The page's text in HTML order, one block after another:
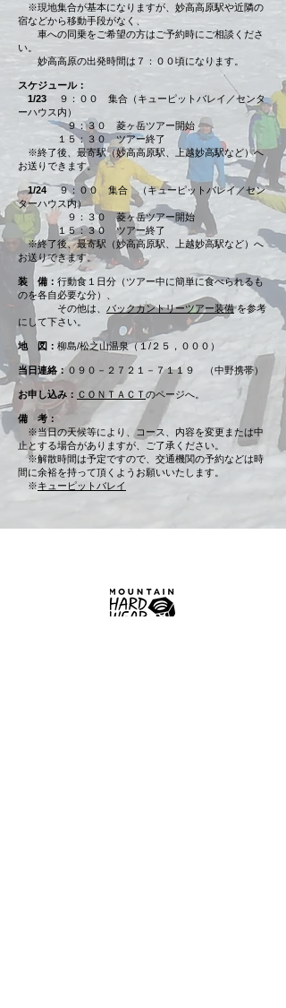
※現地集合が基本になりますが、妙高高原駅や近隣の
宿などから移動手段がなく、
車への同乗をご希望の方はご予約時にご相談くださ
い。
妙高高原の出発時間は７：００頃になります。
スケジュール：
1/23
９：００ 集合（キューピットバレイ／センタ
ーハウス内）
９：３０ 菱ヶ岳ツアー開始
１５：３０ ツアー終了
※終了後、最寄駅（妙高高原駅、上越妙高駅など）へ
お送りできます。
1/24９：００ 集合 （キューピットバレイ／セン
ターハウス内）
９：３０ 菱ヶ岳ツアー開始
１５：３０ ツアー終了
※終了後、最寄駅（妙高高原駅、上越妙高駅など）へ
お送りできます。
装 備： 行動食１日分（ツアー中に簡単に食べられるも
のを各自必要な分）、
その他は、 バックカントリーツアー装備を参考
にして下さい。
地 図： 柳島/松之山温泉（１/２５，０００）
当日連絡： ０９０－２７２１－７１１９ （中野携帯）
お申し込み： ＣＯＮＴＡＣＴ のページへ。
備 考：
※当日の天候等により、コース、内容を変更または中
止とする場合がありますが、ご了承ください。
※解散時間は予定ですので、交通機関の予約などは時
間に余裕を持って頂くようお願いいたします。
​ ※キューピットバレイ